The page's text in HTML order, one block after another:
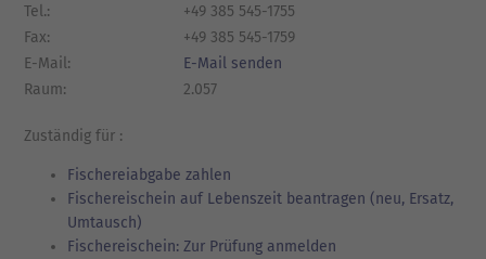
Tel.:
+49 385 545-1755
Fax:
+49 385 545-1759
E-Mail:
E-Mail senden
Raum:
2.057
Zuständig für :
Fischereiabgabe zahlen
Fischereischein auf Lebenszeit beantragen (neu, Ersatz,
Umtausch)
Fischereischein: Zur Prüfung anmelden